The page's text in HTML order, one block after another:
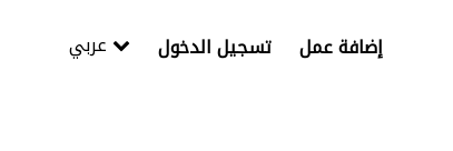
تسجيل الدخول إضافة عمل